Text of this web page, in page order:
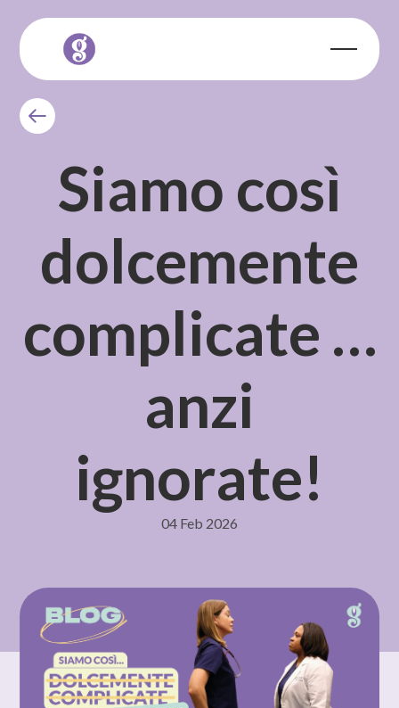
Siamo così
dolcemente
complicate …
anzi
ignorate!
04 Feb 2026